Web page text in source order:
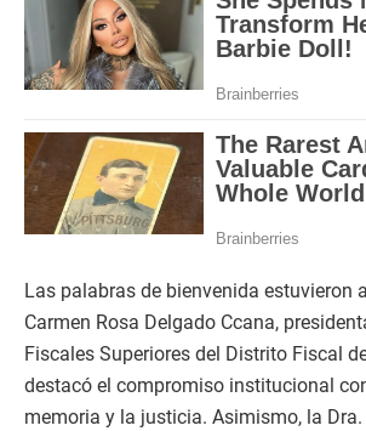
Las palabras de bienvenida estuvieron
Carmen Rosa Delgado Ccana,
Fiscales Superiores del Distrito Fiscal
destacó el compromiso institucional
memoria y la justicia. Asimismo, la